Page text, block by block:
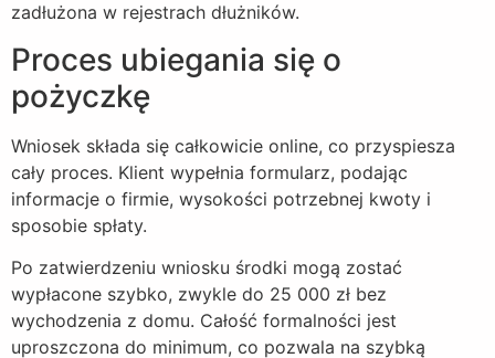
zadłużona w rejestrach dłużników.
Proces ubiegania się o
pożyczkę
Wniosek składa się całkowicie online, co przyspiesza
cały proces. Klient wypełnia formularz, podając
informacje o firmie, wysokości potrzebnej kwoty i
sposobie spłaty.
Po zatwierdzeniu wniosku środki mogą zostać
wypłacone szybko, zwykle do 25 000 zł bez
wychodzenia z domu. Całość formalności jest
uproszczona do minimum, co pozwala na szybką